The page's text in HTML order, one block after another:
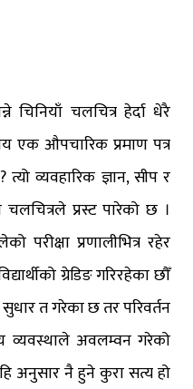
चिनियाँ चलचित्र हेर्दा धेरै
एक औपचारिक प्रमाण पत्र
व्यवहारिक ज्ञान, सीप र
चलचित्रले प्रस्ट पारेको छ ।
परीक्षा प्रणालीभित्र रहेर
ग्रेडिङ गरिरहेका छौँ
सुधार त गरेका छ तर परिवर्तन
व्यवस्थाले अवलम्वन गरेको
अनुसार नै हुने कुरा सत्य हो